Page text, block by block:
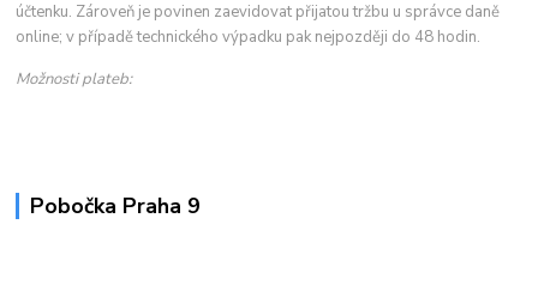
účtenku. Zároveň je povinen zaevidovat přijatou tržbu u správce daně
online; v případě technického výpadku pak nejpozději do 48 hodin.
Možnosti plateb:
Pobočka Praha 9